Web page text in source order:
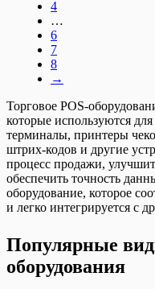
4
…
6
7
8
→
Торговое POS-
которые используются
терминалы, принтеры
штрих-кодов и другие
процесс продажи,
обеспечить точность
оборудование, которое
и легко интегрируется с
Популярные
оборудования